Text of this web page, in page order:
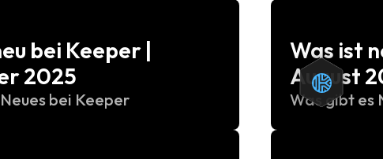
bei Keeper |
2025
bei Keeper
Was ist
August
Was gibt es